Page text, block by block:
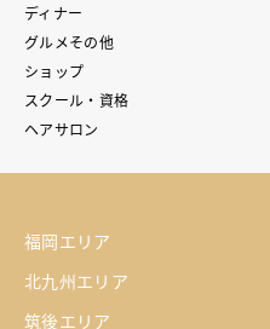
ディナー
グルメその他
ショップ
スクール・資格
ヘアサロン
福岡エリア
北九州エリア
筑後エリア